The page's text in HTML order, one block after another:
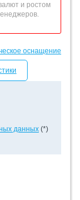
данных (*)
и ростом
оснащение